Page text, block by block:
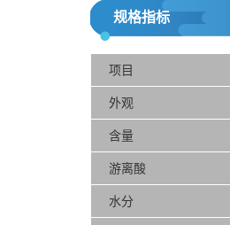
规格指标
项目
外观
含量
游离酸
水分